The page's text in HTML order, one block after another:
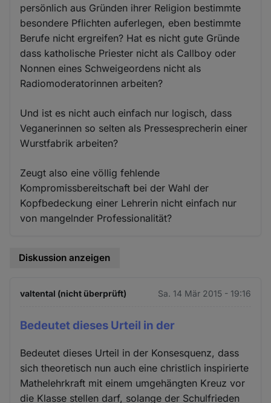
persönlich aus Gründen ihrer Religion bestimmte
besondere Pflichten auferlegen, eben bestimmte
Berufe nicht ergreifen? Hat es nicht gute Gründe
dass katholische Priester nicht als Callboy oder
Nonnen eines Schweigeordens nicht als
Radiomoderatorinnen arbeiten?
Und ist es nicht auch einfach nur logisch, dass
Veganerinnen so selten als Pressesprecherin einer
Wurstfabrik arbeiten?
Zeugt also eine völlig fehlende
Kompromissbereitschaft bei der Wahl der
Kopfbedeckung einer Lehrerin nicht einfach nur
von mangelnder Professionalität?
Diskussion anzeigen
valtental (nicht überprüft) Sa. 14 Mär 2015 - 19:16
Bedeutet dieses Urteil in der
Bedeutet dieses Urteil in der Konsesquenz, dass
sich theoretisch nun auch eine christlich inspirierte
Mathelehrkraft mit einem umgehängten Kreuz vor
die Klasse stellen darf, solange der Schulfrieden